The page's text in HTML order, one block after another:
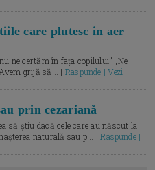
care plutesc in aer
ne certăm în fața copilului.” „Ne
grijă să... | Raspunde | Vezi
prin cezariană
să știu dacă cele care au născut la
naturală sau p... |Raspunde |